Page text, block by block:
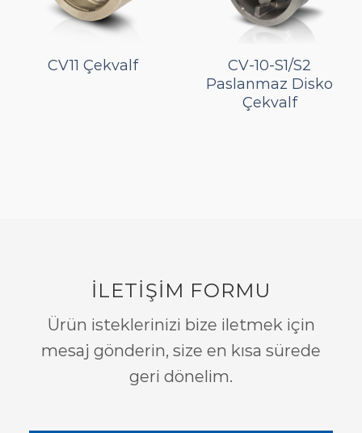
CV11 Çekvalf
CV-10-S1/S2
Paslanmaz Disko
Çekvalf
İLETİŞİM FORMU
Ürün isteklerinizi bize iletmek için
mesaj gönderin, size en kısa sürede
geri dönelim.